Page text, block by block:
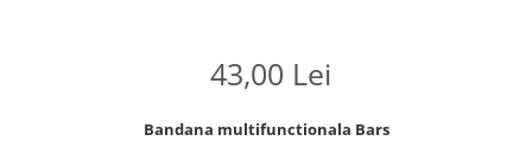
43,00 Lei
Bandana multifunctionala Bars